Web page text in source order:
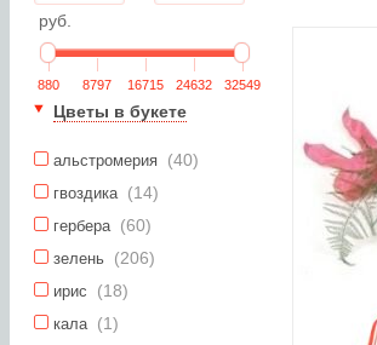
руб.
880 8797 16715 24632 32549
Цветы в букете
альстромерия (40)
гвоздика (14)
гербера (60)
зелень (206)
ирис (18)
кала (1)